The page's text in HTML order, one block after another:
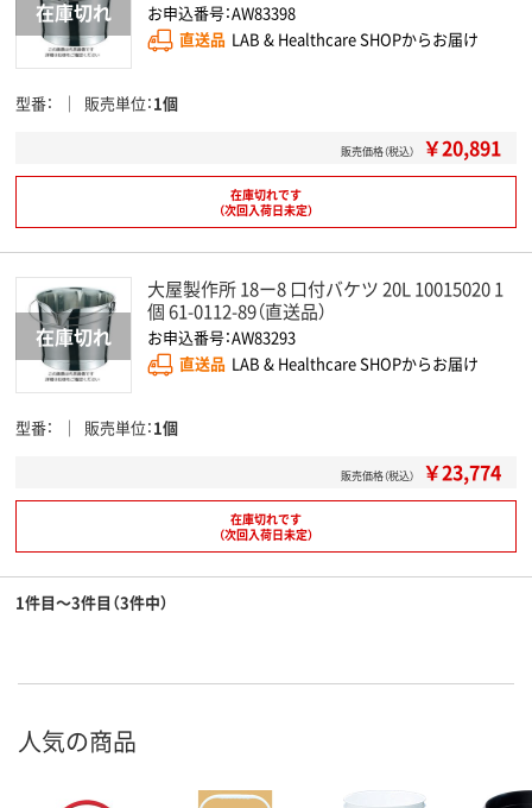
お申込番号：AW83398
直送品 LAB & Healthcare SHOPからお届け
型番 販売単位 1個
販売価格（税込） ￥20,891
在庫切れです
（次回入荷日未定）
大屋製作所 18ー8 口付バケツ 20L 10015020 1
個 61-0112-89（直送品）
お申込番号：AW83293
直送品 LAB & Healthcare SHOPからお届け
型番 販売単位 1個
販売価格（税込） ￥23,774
在庫切れです
（次回入荷日未定）
1件目～3件目（3件中）
人気の商品